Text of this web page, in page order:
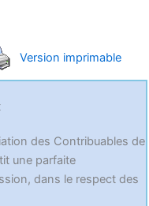
Version imprimable
des Contribuables de
une parfaite
dans le respect des